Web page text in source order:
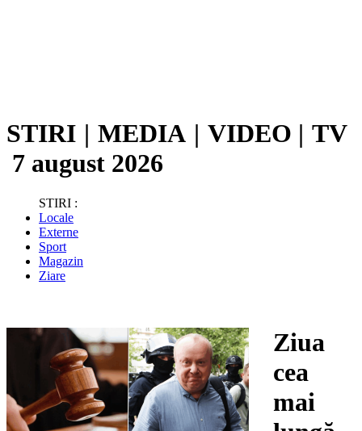
STIRI | MEDIA | VIDEO | TV
7 august 2026
STIRI :
Locale
Externe
Sport
Magazin
Ziare
Ziua
cea
mai